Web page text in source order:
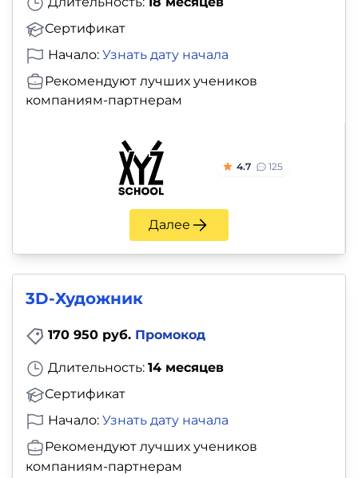
Сертификат
Начало: Узнать дату начала
Рекомендуют лучших учеников
компаниям-партнерам
4.7 125
Далее
3D-Художник
170 950 руб. Промокод
Длительность: 14 месяцев
Сертификат
Начало: Узнать дату начала
Рекомендуют лучших учеников
компаниям-партнерам